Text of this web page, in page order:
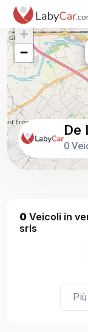
+
−
De
0
0 Veicoli in
srls